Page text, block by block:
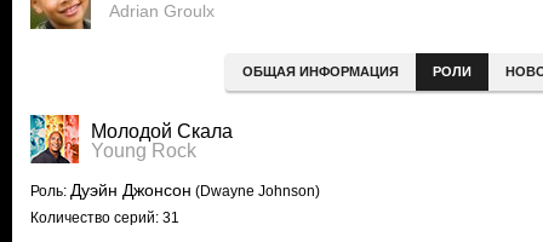
Adrian Groulx
ОБЩАЯ ИНФОРМАЦИЯ РОЛИ
Молодой Скала
Young Rock
Роль: Дуэйн Джонсон (Dwayne Johnson)
Количество серий: 31